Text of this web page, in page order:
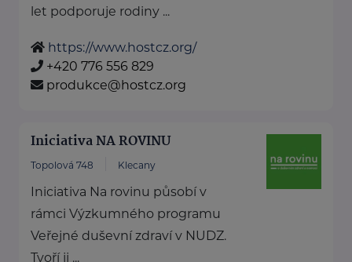
let podporuje rodiny ...
https://www.hostcz.org/
+420 776 556 829
produkce@hostcz.org
Iniciativa NA ROVINU
Topolová 748 Klecany
Iniciativa Na rovinu působí v
rámci Výzkumného programu
Veřejné duševní zdraví v NUDZ.
Tvoří ji ...